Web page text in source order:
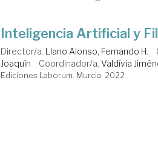
Inteligencia Artificial y
Director/a. Llano Alonso, Fernando H.
Joaquín
Coordinador/a.Valdívia
Ediciones Laborum. Murcia, 2022